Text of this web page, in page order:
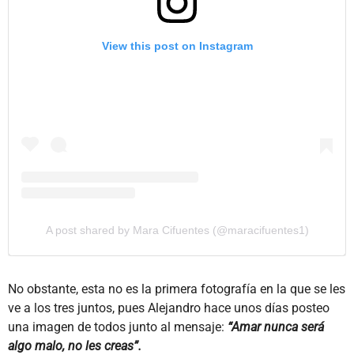
View this post on Instagram
A post shared by Mara Cifuentes (@maracifuentes1)
No obstante, esta no es la primera fotografía en la que se les
ve a los tres juntos, pues Alejandro hace unos días posteo
una imagen de todos junto al mensaje: “Amar nunca será
algo malo, no les creas”.